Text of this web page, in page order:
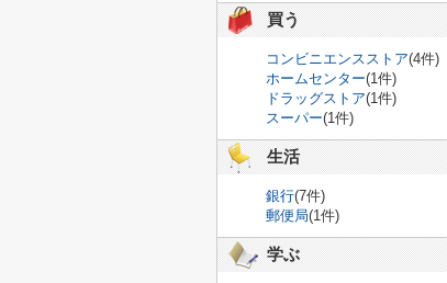
買う
コンビニエンスストア(4件)
ホームセンター(1件)
ドラッグストア(1件)
スーパー(1件)
生活
銀行(7件)
郵便局(1件)
学ぶ